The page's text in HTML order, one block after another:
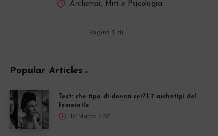
Archetipi, Miti e Psicologia
Pagina 1 di 1
Popular Articles
Test: che tipo di donna sei? I 7 archetipi del
femminile
18 Marzo 2021